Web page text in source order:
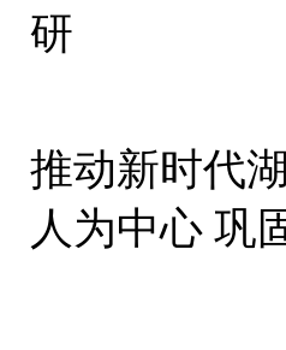
研
推动新时代
人为中心 巩